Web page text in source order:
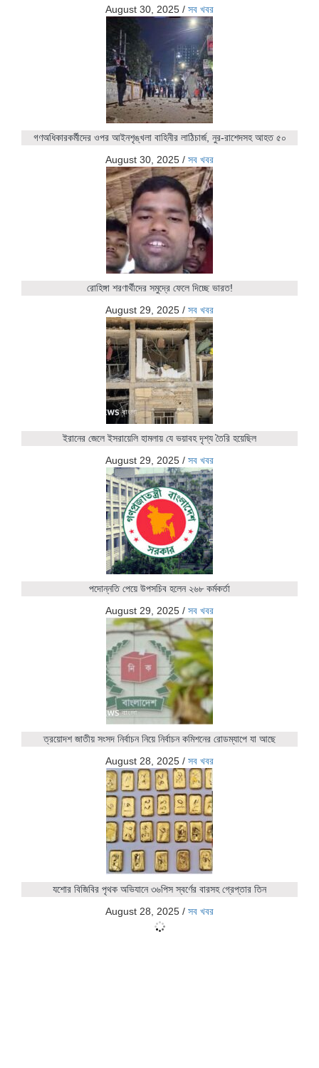
August 30, 2025 / সব খবর
গণঅধিকারকর্মীদের ওপর আইনশৃঙ্খলা বাহিনীর লাঠিচার্জ, নুর-রাশেদসহ আহত ৫০
August 30, 2025 / সব খবর
রোহিঙ্গা শরণার্থীদের সমুদ্রে ফেলে দিচ্ছে ভারত!
August 29, 2025 / সব খবর
ইরানের জেলে ইসরায়েলি হামলায় যে ভয়াবহ দৃশ্য তৈরি হয়েছিল
August 29, 2025 / সব খবর
পদোন্নতি পেয়ে উপসচিব হলেন ২৬৮ কর্মকর্তা
August 29, 2025 / সব খবর
ত্রয়োদশ জাতীয় সংসদ নির্বাচন নিয়ে নির্বাচন কমিশনের রোডম্যাপে যা আছে
August 28, 2025 / সব খবর
যশোর বিজিবির পৃথক অভিযানে ৩৬পিস স্বর্ণের বারসহ গ্রেপ্তার তিন
August 28, 2025 / সব খবর